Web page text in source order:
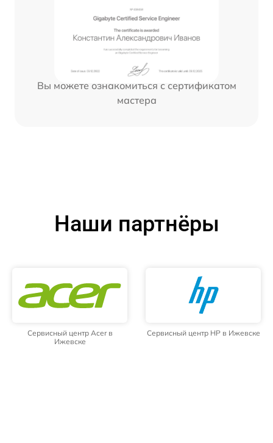
Вы можете ознакомиться с сертификатом
мастера
Наши партнёры
Сервисный центр Acer в
Ижевске
Сервисный центр HP в Ижевске